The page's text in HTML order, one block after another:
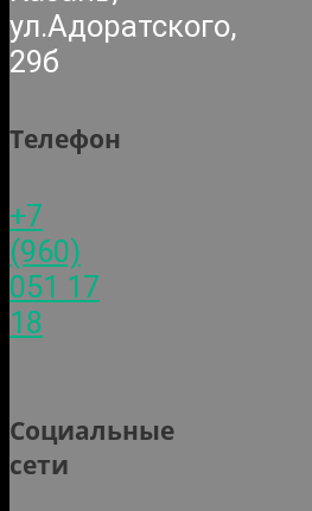
ул.Адоратского,
29б
Телефон
+7
(960)
051 17
18
Социальные
сети